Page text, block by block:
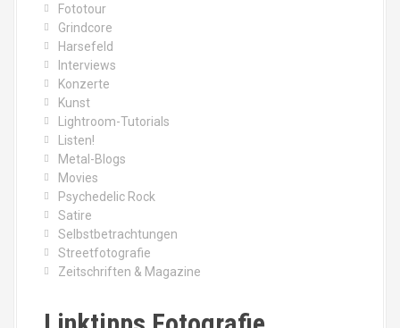
Fototour
Grindcore
Harsefeld
Interviews
Konzerte
Kunst
Lightroom-Tutorials
Listen!
Metal-Blogs
Movies
Psychedelic Rock
Satire
Selbstbetrachtungen
Streetfotografie
Zeitschriften & Magazine